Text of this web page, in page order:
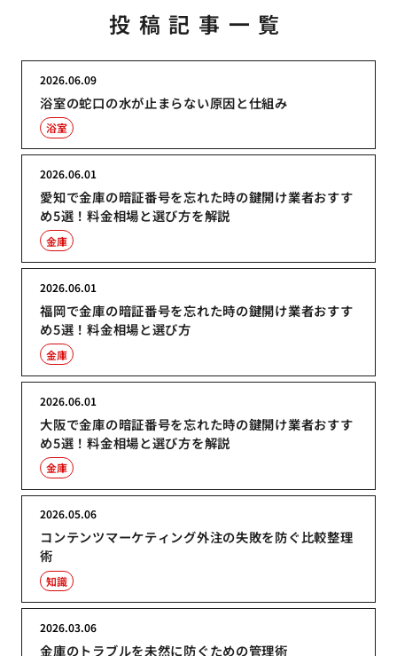
投稿記事一覧
浴室の蛇口の水が止まらない原因と仕組み
2026.06.09
浴室
愛知で金庫の暗証番号を忘れた時の鍵開け業者おすす
め5選！料金相場と選び方を解説
2026.06.01
金庫
福岡で金庫の暗証番号を忘れた時の鍵開け業者おすす
め5選！料金相場と選び方
2026.06.01
金庫
大阪で金庫の暗証番号を忘れた時の鍵開け業者おすす
め5選！料金相場と選び方を解説
2026.06.01
金庫
コンテンツマーケティング外注の失敗を防ぐ比較整理
術
2026.05.06
知識
金庫のトラブルを未然に防ぐための管理術
2026.03.06